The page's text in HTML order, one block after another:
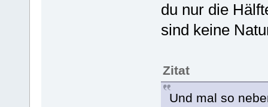
du nur die
sind keine
Zitat
Und mal so